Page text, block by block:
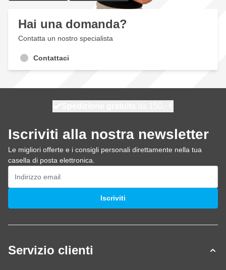
Hai una domanda?
Contatta un nostro specialista
Contattaci
Iscriviti alla nostra newsletter
Le migliori offerte e i consigli personali direttamente nella tua
casella di posta elettronica.
Indirizzo email
Iscriviti
Servizio clienti